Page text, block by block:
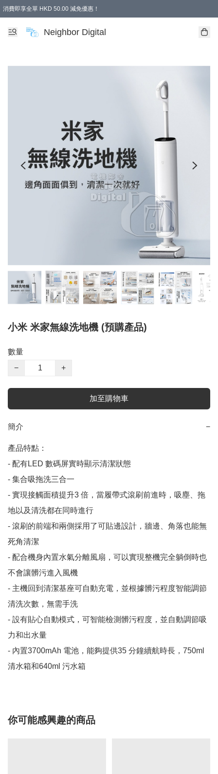
消費即享全單 HKD 50.00 減免優惠！
Neighbor Digital
小米 米家無線洗地機 (預購產品)
數量
−
+
加至購物車
簡介 −
產品特點：
- 配有LED 數碼屏實時顯示清潔狀態
- 集合吸拖洗三合一
- 實現接觸面積提升3 倍，當履帶式滾刷前進時，吸塵、拖
地以及清洗都在同時進行
- 滾刷的前端和兩側採用了可貼邊設計，牆邊、角落也能無
死角清潔
- 配合機身內置水氣分離風扇，可以實現整機完全躺倒時也
不會讓髒污進入風機
- 主機回到清潔基座可自動充電，並根據髒污程度智能調節
清洗次數，無需手洗
- 設有貼心自動模式，可智能檢測髒污程度，並自動調節吸
力和出水量
- 內置3700mAh 電池，能夠提供35 分鐘續航時長，750ml
清水箱和640ml 污水箱
你可能感興趣的商品